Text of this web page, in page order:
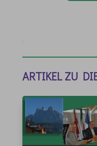
ARTIKEL ZU